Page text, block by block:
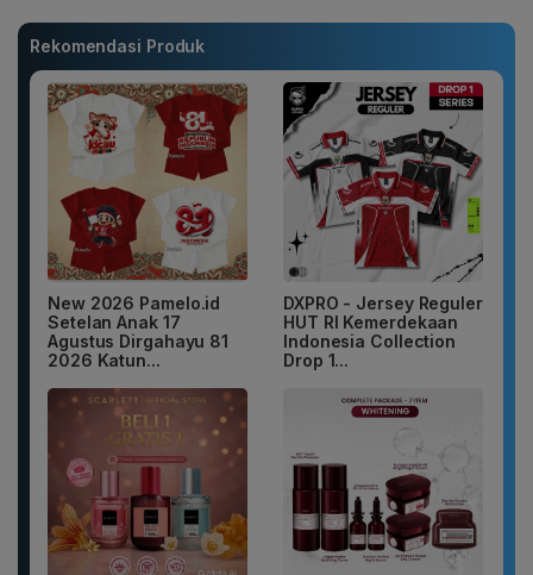
Rekomendasi Produk
New 2026 Pamelo.id
Setelan Anak 17
Agustus Dirgahayu 81
2026 Katun...
DXPRO - Jersey Reguler
HUT RI Kemerdekaan
Indonesia Collection
Drop 1...